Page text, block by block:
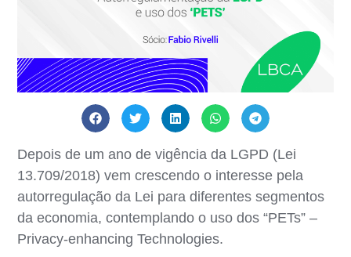
Depois de um ano de vigência da LGPD (Lei
13.709/2018) vem crescendo o interesse pela
autorregulação da Lei para diferentes segmentos
da economia, contemplando o uso dos “PETs” –
Privacy-enhancing Technologies.